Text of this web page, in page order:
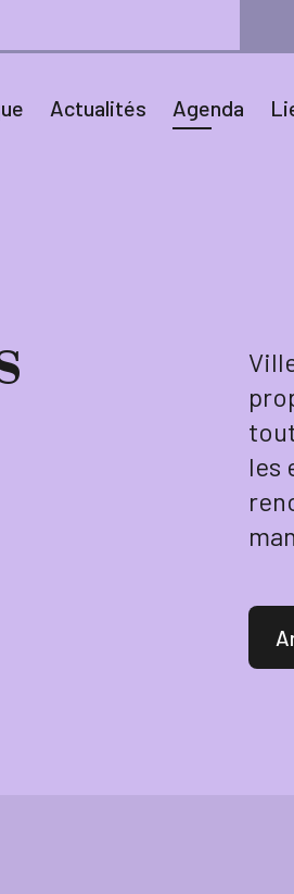
Actualités Agenda
les